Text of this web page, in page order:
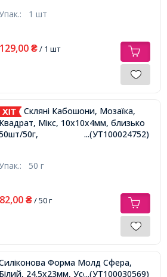
1 шт
129,00 ₴/ 1 шт
Скляні Кабошони, Мозаїка,
Квадрат, Мікс, 10х10х4мм, близько
50г,
...(УТ100024752)
50 г
82,00 ₴/ 50 г
Форма Молд Сфера,
Білий, 24.5х23мм, Усередині 20мм,
...(УТ100030569)